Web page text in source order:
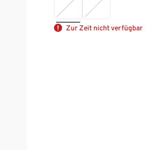
Zur Zeit nicht verfügbar